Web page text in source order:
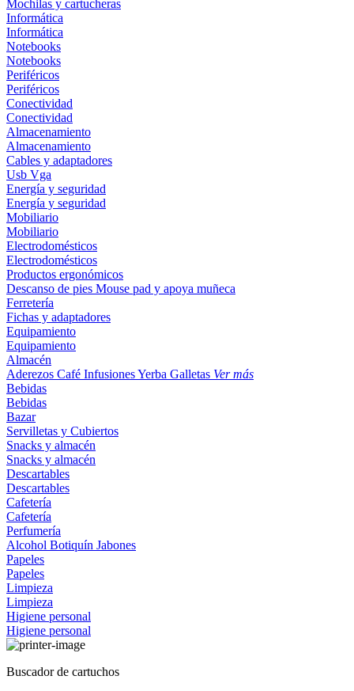
Mochilas y cartucheras
Informática
Informática
Notebooks
Notebooks
Periféricos
Periféricos
Conectividad
Conectividad
Almacenamiento
Almacenamiento
Cables y adaptadores
Usb Vga
Energía y seguridad
Energía y seguridad
Mobiliario
Mobiliario
Electrodomésticos
Electrodomésticos
Productos ergonómicos
Descanso de pies Mouse pad y apoya muñeca
Ferretería
Fichas y adaptadores
Equipamiento
Equipamiento
Almacén
Aderezos Café InfusionesYerba Galletas Ver más
Bebidas
Bebidas
Bazar
Servilletas y Cubiertos
Snacks y almacén
Snacks y almacén
Descartables
Descartables
Cafetería
Cafetería
Perfumería
Alcohol Botiquín Jabones
Papeles
Papeles
Limpieza
Limpieza
Higiene personal
Higiene personal
Buscador de cartuchos